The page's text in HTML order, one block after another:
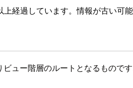
経過しています。情報が古い可
ビュー階層のルートとなるものです